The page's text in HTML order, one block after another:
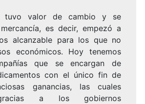
tuvo valor de cambio y se
es decir, empezó a
alcanzable para los que no
económicos. Hoy tenemos
que se encargan de
con el único fin de
ganancias, las cuales
a los gobiernos